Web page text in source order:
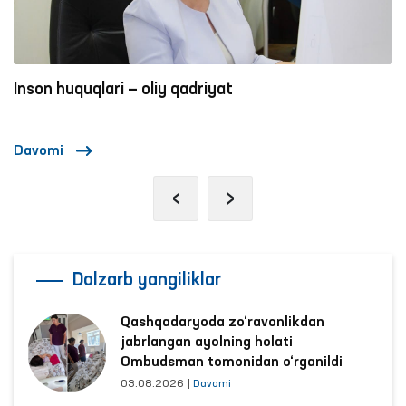
psixiatriya va RIRSIATM narkologiya xizmati
bo‘yicha Xorazm viloyati filiallariga monitoring
tashriflari amalga oshirildi.
Inson huquqlari — oliy qadriyat
Davomi
‹ ›
Dolzarb yangiliklar
Qashqadaryoda zo‘ravonlikdan
jabrlangan ayolning holati
Ombudsman tomonidan o‘rganildi
03.08.2026 Davomi